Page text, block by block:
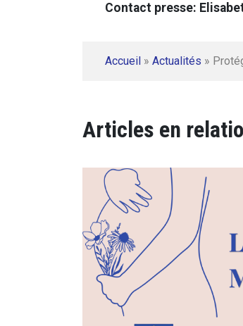
Contact presse:
Accueil » Actualités »
Articles en